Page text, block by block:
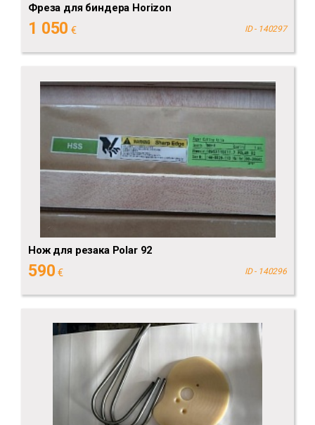
Фреза для биндера Horizon
1 050 € ID - 140297
Нож для резака Polar 92
590 € ID - 140296